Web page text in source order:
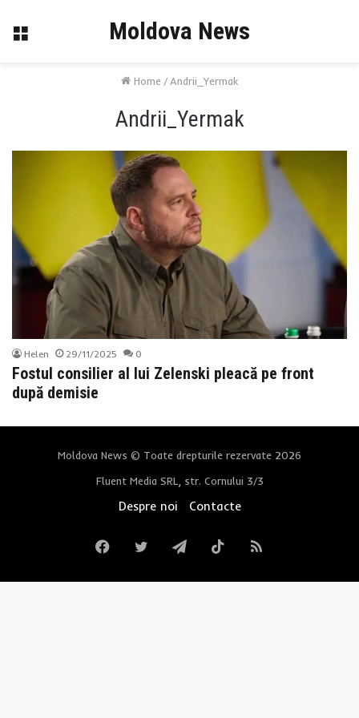
Menu Moldova News
Home / Andrii_Yermak
Andrii_Yermak
Helen 29/11/2025 0
Fostul consilier al lui Zelenski pleacă pe front
după demisie
Moldova News © Toate drepturile rezervate 2026
Fluent Media SRL, str. Cornului 3/3
Despre noi Contacte
FacebookTwitterTelegramTikTokRSS